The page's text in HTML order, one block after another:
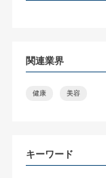
関連業界
健康 美容
キーワード